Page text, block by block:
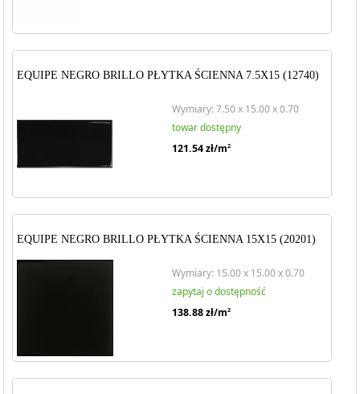
EQUIPE NEGRO BRILLO PŁYTKA ŚCIENNA 7.5X15 (12740)
Wymiary: 7.50 x 15.00 x 0.70
towar dostępny
121.54zł/m2
EQUIPE NEGRO BRILLO PŁYTKA ŚCIENNA 15X15 (20201)
Wymiary: 15.00 x 15.00 x 0.70
zapytaj o dostępność
138.88zł/m2